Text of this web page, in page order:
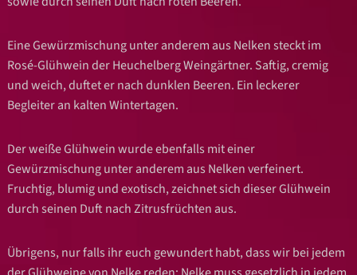
Eine Gewürzmischung unter anderem aus Nelken steckt im
Rosé-Glühwein der Heuchelberg Weingärtner. Saftig, cremig
und weich, duftet er nach dunklen Beeren. Ein leckerer
Begleiter an kalten Wintertagen.
Der weiße Glühwein wurde ebenfalls mit einer
Gewürzmischung unter anderem aus Nelken verfeinert.
Fruchtig, blumig und exotisch, zeichnet sich dieser Glühwein
durch seinen Duft nach Zitrusfrüchten aus.
Übrigens, nur falls ihr euch gewundert habt, dass wir bei jedem